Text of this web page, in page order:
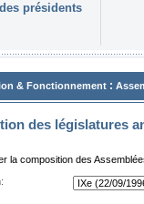
présidents
& Fonctionnement :
des législatures
la composition des